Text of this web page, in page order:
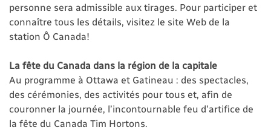
personne sera admissible aux tirages. Pour participer et
connaître tous les détails, visitez le site Web de la
station Ô Canada!
La fête du Canada dans la région de la capitale
Au programme à Ottawa et Gatineau : des spectacles,
des cérémonies, des activités pour tous et, afin de
couronner la journée, l’incontournable feu d’artifice de
la fête du Canada Tim Hortons.